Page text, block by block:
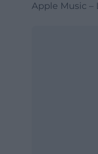
Apple Music –